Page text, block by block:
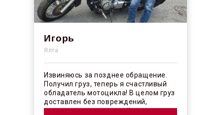
Игорь
Ялта
Извиняюсь за позднее обращение.
Получил груз, теперь я счастливый
обладатель мотоцикла! В целом груз
доставлен без повреждений,
огорчило отсутствие плёночного